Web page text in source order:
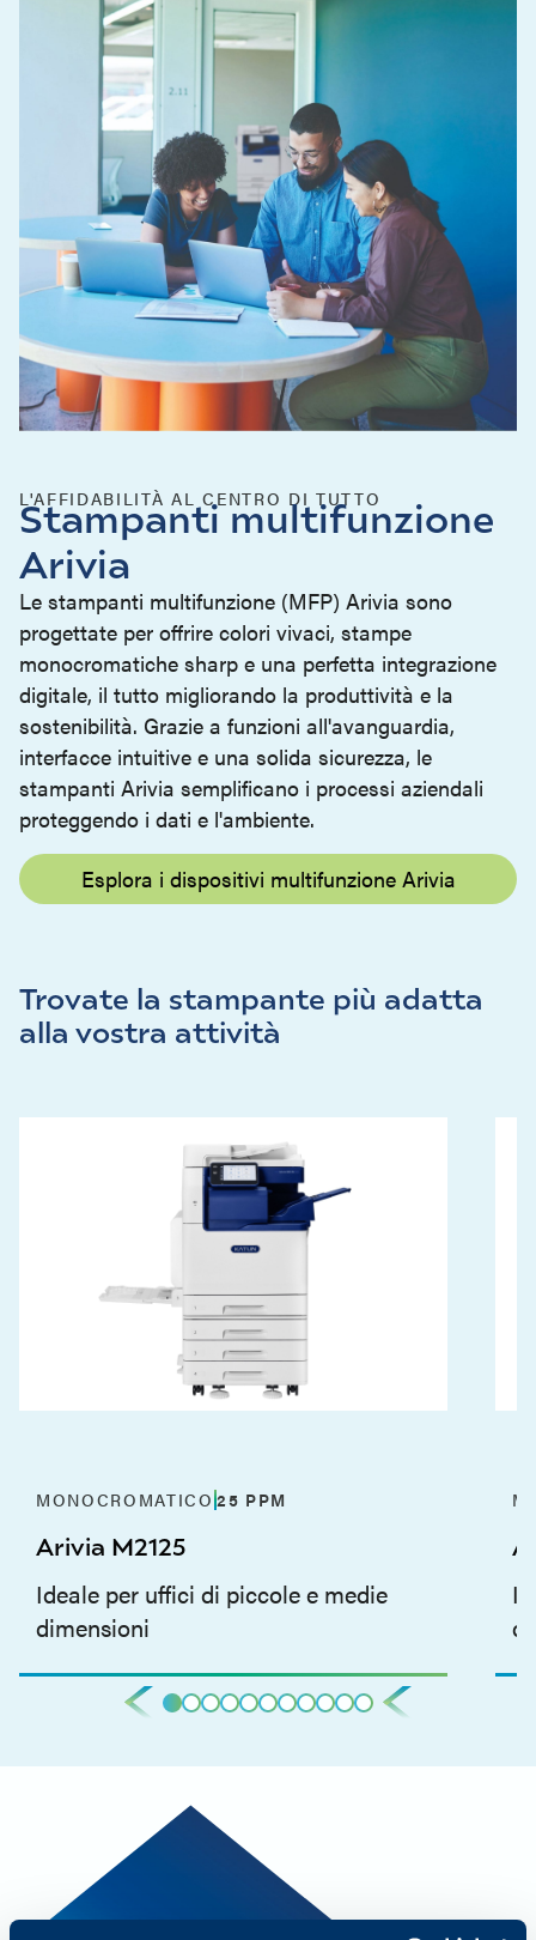
L'AFFIDABILITÀ AL CENTRO DI TUTTO
Stampanti multifunzione
Arivia
Le stampanti multifunzione (MFP) Arivia sono
progettate per offrire colori vivaci, stampe
monocromatiche sharp e una perfetta integrazione
digitale, il tutto migliorando la produttività e la
sostenibilità. Grazie a funzioni all'avanguardia,
interfacce intuitive e una solida sicurezza, le
stampanti Arivia semplificano i processi aziendali
proteggendo i dati e l'ambiente.
Esplora i dispositivi multifunzione Arivia
Trovate la stampante più adatta
alla vostra attività
MONOCROMATICO 25 PPM
Arivia M2125
Ideale per uffici di piccole e medie
dimensioni